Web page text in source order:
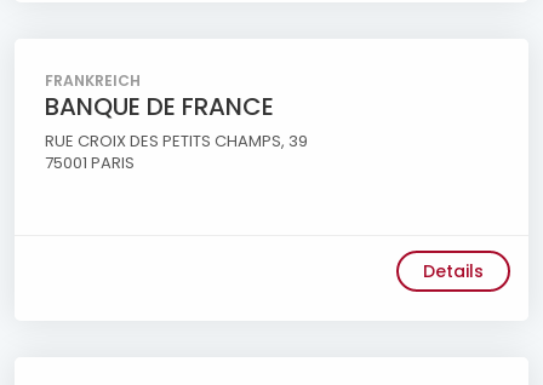
FRANKREICH
BANQUE DE FRANCE
RUE CROIX DES PETITS CHAMPS, 39
75001 PARIS
Details